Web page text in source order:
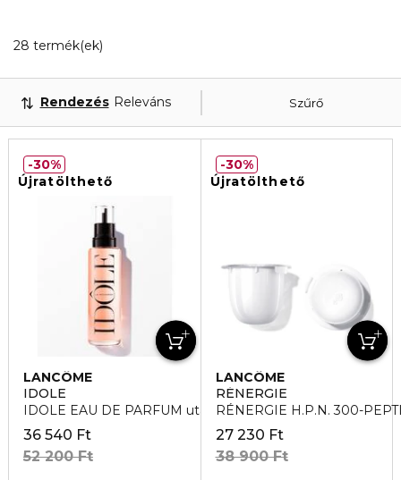
28 termék(ek)
Szűrő
Rendezés Releváns
Újratölthető
LANCÔME
IDOLE
IDOLE EAU DE PARFUM utántöltő
36 540 Ft
52 200 Ft
30%
Újratölthető
LANCÔME
RÉNERGIE
RÉNERGIE H.P.N. 300-
27 230 Ft
38 900 Ft
30%